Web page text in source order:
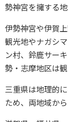
勢神宮を擁する
伊勢神宮や伊賀
観光地やナガシ
ン村、鈴鹿サー
勢・志摩地区は
三重県は地理的
ため、両地域か